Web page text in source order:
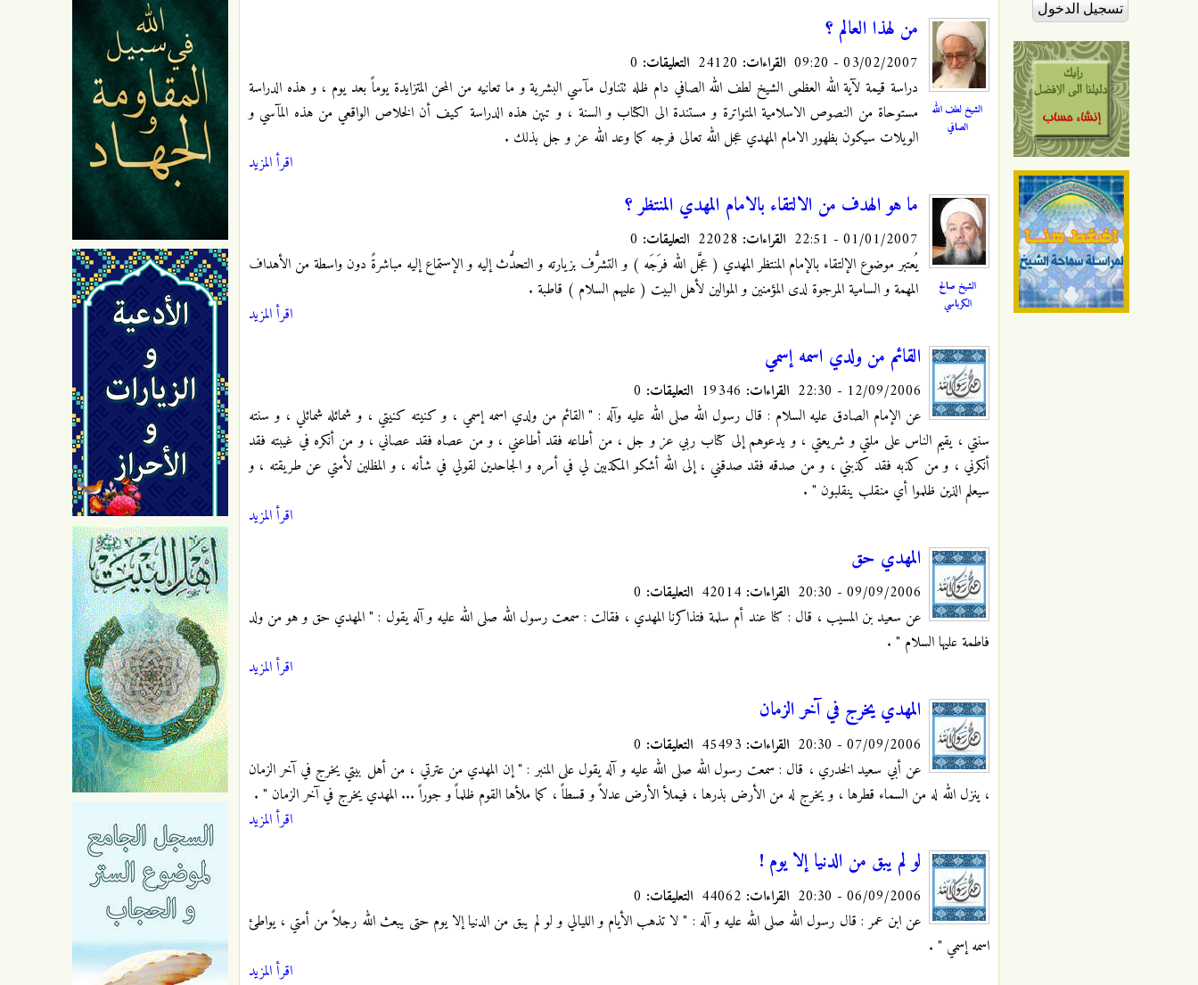
الشيخ لطف الله
الصافي
من لهذا العالم ؟
03/02/2007 - 09:20 القراءات: التعليقات:
دراسة قيمة لآية الله العظمى الشيخ لطف الله الصافي دام ظله تتناول مآسي البشرية و ما تعانيه من المحن المتزايدة يوماً بعد يوم ، و هذه الدراسة
مستوحاة من النصوص الاسلامية المتواترة و مستندة الى الكتاب و السنة ، و تبين هذه الدراسة كيف أن الخلاص الواقعي من هذه المآسي و
الويلات سيكون بظهور الامام المهدي عجل الله تعالى فرجه كما وعد الله عز و جل بذلك .
اقرأ المزيد
الشيخ صالح
الكرباسي
ما هو الهدف من الالتقاء بالامام المهدي المنتظر ؟
01/01/2007 - 22:51 القراءات: التعليقات:
يُعتبر موضوع الإلتقاء بالإمام المنتظر المهدي ( عجَّل الله فرَجَه ) و التشرُّف بزيارته و التحدُّث إليه و الإستماع إليه مباشرةً دون واسطة من الأهداف
المهمة و السامية المرجوة لدى المؤمنين و الموالين لأهل البيت ( عليهم السلام ) قاطبة .
اقرأ المزيد
القائم من ولدي اسمه إسمي
12/09/2006 - 22:30 القراءات: التعليقات:
عن الإمام الصادق عليه السلام : قال رسول الله صلى الله عليه وآله : " القائم من ولدي اسمه إسمي ، و كنيته كنيتي ، و شمائله شمائلي ، و سنته
سنتي ، يقيم الناس على ملتي و شريعتي ، و يدعوهم إلى كتاب ربي عز و جل ، من أطاعه فقد أطاعني ، و من عصاه فقد عصاني ، و من أنكره في غيبته فقد
أنكرني ، و من كذبه فقد كذبني ، و من صدقه فقد صدقني ، إلى الله أشكو المكذبين لي في أمره و الجاحدين لقولي في شأنه ، و المظلين لأمتي عن طريقته ، و
سيعلم الذين ظلموا أي منقلب ينقلبون " .
اقرأ المزيد
المهدي حق
09/09/2006 - 20:30 القراءات: التعليقات:
عن سعيد بن المسيب ، قال : كنا عند أم سلمة فتذاكرنا المهدي ، فقالت : سمعت رسول الله صلى الله عليه و آله يقول : " المهدي حق و هو من ولد
فاطمة عليها السلام " .
اقرأ المزيد
المهدي يخرج في آخر الزمان
07/09/2006 - 20:30 القراءات: التعليقات:
عن أبي سعيد الخدري ، قال : سمعت رسول الله صلى الله عليه و آله يقول على المنبر : " إن المهدي من عترتي ، من أهل بيتي يخرج في آخر الزمان
، ينزل الله له من السماء قطرها ، و يخرج له من الأرض بذرها ، فيملأ الأرض عدلاً و قسطاً ، كما ملأها القوم ظلماً و جوراً ... المهدي يخرج في آخر الزمان " .
اقرأ المزيد
لو لم يبق من الدنيا إلا يوم !
06/09/2006 - 20:30 القراءات: التعليقات:
عن ابن عمر : قال رسول الله صلى الله عليه و آله : " لا تذهب الأيام و الليالي و لو لم يبق من الدنيا إلا يوم حتى يبعث الله رجلاً من أمتي ، يواطئ
اسمه إسمي " .
اقرأ المزيد